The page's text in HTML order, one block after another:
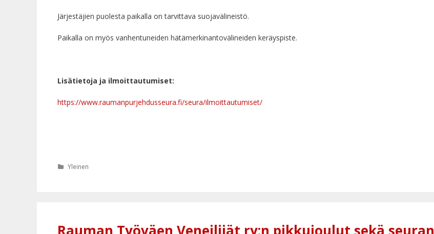
Järjestäjien puolesta paikalla on tarvittava suojavälineistö.
Paikalla on myös vanhentuneiden hätämerkinantovälineiden keräyspiste.
Lisätietoja ja ilmoittautumiset:
https://www.raumanpurjehdusseura.fi/seura/ilmoittautumiset/
Kategoriat
Yleinen